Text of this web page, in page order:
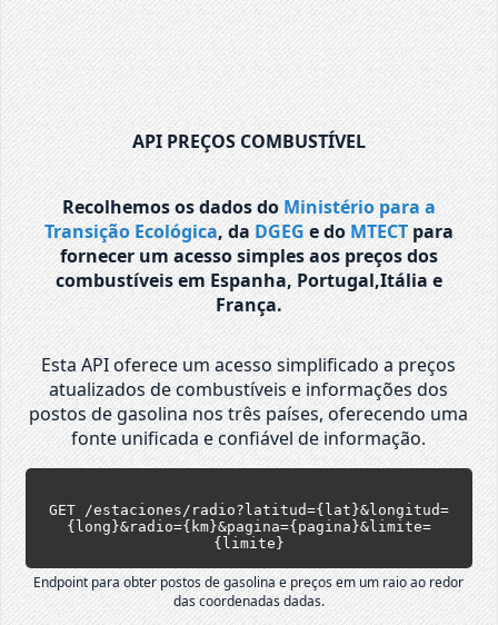
API PREÇOS COMBUSTÍVEL
Recolhemos os dados do Ministério para a
Transição Ecológica, da DGEG e do MTECTpara
fornecer um acesso simples aos preços dos
combustíveis em Espanha, Portugal,Itália e
França.
Esta API oferece um acesso simplificado a preços
atualizados de combustíveis e informações dos
postos de gasolina nos três países, oferecendo uma
fonte unificada e confiável de informação.
GET /estaciones/radio?latitud={lat}&longitud=
{long}&radio={km}&pagina={pagina}&limite=
{limite}
Endpoint para obter postos de gasolina e preços em um raio ao redor
das coordenadas dadas.